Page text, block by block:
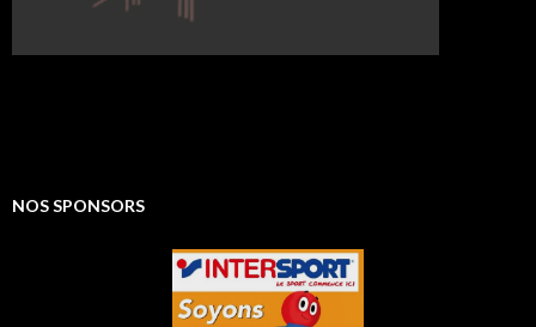
NOS SPONSORS